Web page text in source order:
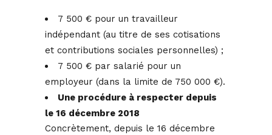
7 500 € pour un travailleur
indépendant (au titre de ses cotisations
et contributions sociales personnelles) ;
7 500 € par salarié pour un
employeur (dans la limite de 750 000 €).
Une procédure à respecter depuis
le 16 décembre 2018
Concrètement, depuis le 16 décembre